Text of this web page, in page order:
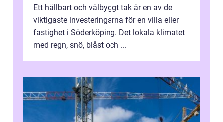
Ett hållbart och välbyggt tak är en av de
viktigaste investeringarna för en villa eller
fastighet i Söderköping. Det lokala klimatet
med regn, snö, blåst och ...